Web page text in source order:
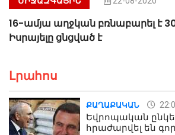
16-ամյա աղջկան բռնաբարել է
Իսրայելը ցնցված է
Լրահոս
ՔԱՂԱՔԱԿԱՆ
Եվրոպական
հրաժարվել են